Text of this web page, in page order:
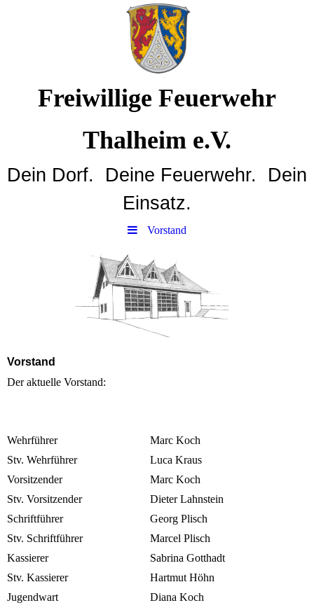
Freiwillige Feuerwehr
Thalheim e.V.
Dein Dorf. Deine Feuerwehr. Dein
Einsatz.
Vorstand
Vorstand
Der aktuelle Vorstand:
Wehrführer
Marc Koch
Stv. Wehrführer
Luca Kraus
Vorsitzender
Marc Koch
Stv. Vorsitzender
Dieter Lahnstein
Schriftführer
Georg Plisch
Stv. Schriftführer
Marcel Plisch
Kassierer
Sabrina Gotthadt
Stv. Kassierer
Hartmut Höhn
Jugendwart
Diana Koch